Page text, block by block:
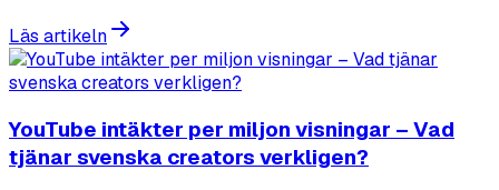
Läs artikeln
YouTube intäkter per miljon visningar – Vad
tjänar svenska creators verkligen?